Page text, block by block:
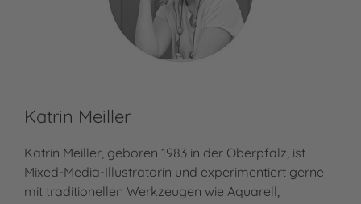
Katrin Meiller
Katrin Meiller, geboren 1983 in der Oberpfalz, ist
Mixed-Media-Illustratorin und experimentiert gerne
mit traditionellen Werkzeugen wie Aquarell,